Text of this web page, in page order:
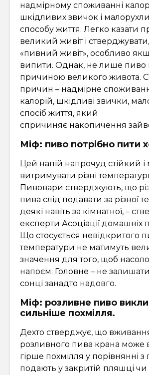
надмірному споживанні
шкідливих звичок і
способу життя. Легко казати
великий живіт і
«пивний живіт», особливо
випити. Однак, не лише пиво
причиною великого живота.
причин – надмірне
калорій, шкідливі звички,
спосіб життя, який
спричиняє накопичення
Міф: пиво потрібно пити
Цей напій напрочуд стійкий
витримувати різні
Пивовари стверджують, що
пива слід подавати за різної
деякі навіть за кімнатної, –
експерти Асоціації домашніх
Що стосується невідкритого
температури не матимуть
значення для того, щоб
напоєм. Головне – не
сонці занадто надовго.
Міф: розливне пиво
сильніше похмілля.
Дехто стверджує, що
розливного пива крана може
гірше похмілля у порівнянні
подають у закритій пляшці чи